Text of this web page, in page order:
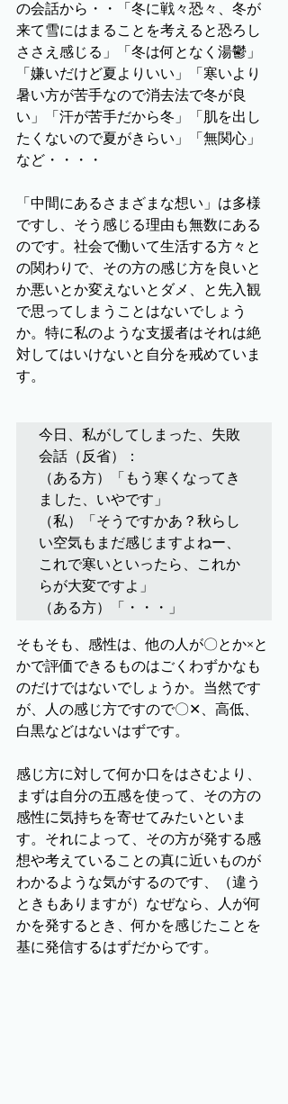
の会話から・・「冬に戦々恐々、冬が
来て雪にはまることを考えると恐ろし
ささえ感じる」「冬は何となく湯鬱」
「嫌いだけど夏よりいい」「寒いより
暑い方が苦手なので消去法で冬が良
い」「汗が苦手だから冬」「肌を出し
たくないので夏がきらい」「無関心」
など・・・・
「中間にあるさまざまな想い」は多様
ですし、そう感じる理由も無数にある
のです。社会で働いて生活する方々と
の関わりで、その方の感じ方を良いと
か悪いとか変えないとダメ、と先入観
で思ってしまうことはないでしょう
か。特に私のような支援者はそれは絶
対してはいけないと自分を戒めていま
す。
今日、私がしてしまった、失敗
会話（反省）：
（ある方）「もう寒くなってき
ました、いやです」
（私）「そうですかあ？秋らし
い空気もまだ感じますよねー、
これで寒いといったら、これか
らが大変ですよ」
（ある方）「・・・」
そもそも、感性は、他の人が〇とか×と
かで評価できるものはごくわずかなも
のだけではないでしょうか。当然です
が、人の感じ方ですので〇✕、高低、
白黒などはないはずです。
感じ方に対して何か口をはさむより、
まずは自分の五感を使って、その方の
感性に気持ちを寄せてみたいといま
す。それによって、その方が発する感
想や考えていることの真に近いものが
わかるような気がするのです、（違う
ときもありますが）なぜなら、人が何
かを発するとき、何かを感じたことを
基に発信するはずだからです。